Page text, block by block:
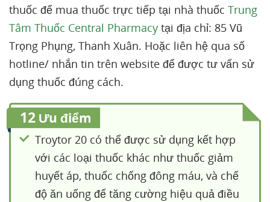
thuốc để mua thuốc trực tiếp tại nhà thuốc Trung
Tâm Thuốc Central Pharmacy tại địa chỉ: 85 Vũ
Trọng Phụng, Thanh Xuân. Hoặc liên hệ qua số
hotline/ nhắn tin trên website để được tư vấn sử
dụng thuốc đúng cách.
12 Ưu điểm
Troytor 20 có thể được sử dụng kết hợp
với các loại thuốc khác như thuốc giảm
huyết áp, thuốc chống đông máu, và chế
độ ăn uống để tăng cường hiệu quả điều